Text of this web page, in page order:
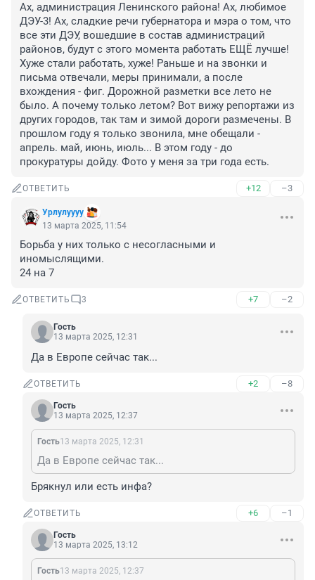
Ах, администрация Ленинского района! Ах, любимое
ДЭУ-3! Ах, сладкие речи губернатора и мэра о том, что
все эти ДЭУ, вошедшие в состав администраций
районов, будут с этого момента работать ЕЩЁ лучше!
Хуже стали работать, хуже! Раньше и на звонки и
письма отвечали, меры принимали, а после
вхождения - фиг. Дорожной разметки все лето не
было. А почему только летом? Вот вижу репортажи из
других городов, так там и зимой дороги размечены. В
прошлом году я только звонила, мне обещали -
апрель. май, июнь, июль... В этом году - до
прокуратуры дойду. Фото у меня за три года есть.
ОТВЕТИТЬ +12 –3
Урлулуууу
13 марта 2025, 11:54
Борьба у них только с несогласными и
иномыслящими.
24 на 7
ОТВЕТИТЬ 3 +7 –2
Гость
13 марта 2025, 12:31
Да в Европе сейчас так...
ОТВЕТИТЬ +2 –8
Гость
13 марта 2025, 12:37
Гость13 марта 2025, 12:31
Да в Европе сейчас так...
Брякнул или есть инфа?
ОТВЕТИТЬ +6 –1
Гость
13 марта 2025, 13:12
Гость13 марта 2025, 12:37